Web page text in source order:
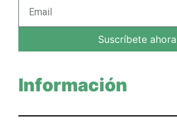
Suscríbete ahora
Información